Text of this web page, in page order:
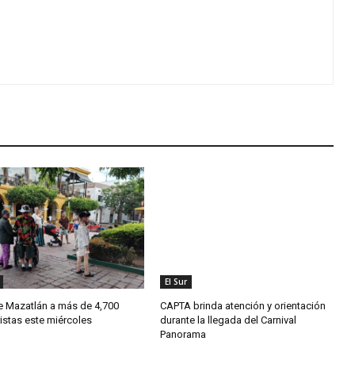
Mazatlán a más de 4,700
este miércoles
El Sur
CAPTA brinda atención y orientación
durante la llegada del Carnival
Panorama